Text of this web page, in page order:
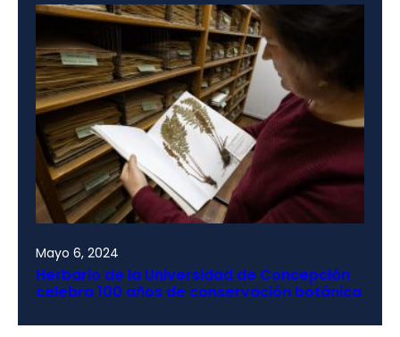
Mayo 6, 2024
Herbario de la Universidad de Concepción
celebra 100 años de conservación botánica